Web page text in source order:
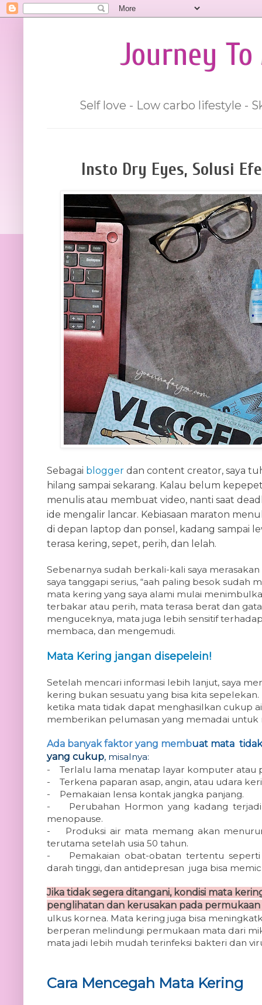
Journey
Self love - Low carbo lifestyle -
Insto Dry Eyes, Solusi
Sebagai blogger dan content creator, saya
hilang sampai sekarang. Kalau belum
menulis atau membuat video, nanti saat
ide mengalir lancar. Kebiasaan maraton
di depan laptop dan ponsel, kadang sampai
terasa kering, sepet, perih, dan lelah.
Sebenarnya sudah berkali-kali saya
saya tanggapi serius, “aah paling besok sudah
mata kering yang saya alami mulai
terbakar atau perih, mata terasa berat dan
menguceknya, mata juga lebih sensitif
membaca, dan mengemudi.
Mata Kering jangan disepelein!
Setelah mencari informasi lebih lanjut, saya
kering bukan sesuatu yang bisa kita
ketika mata tidak dapat menghasilkan cukup
memberikan pelumasan yang memadai
Ada banyak faktor yang membuat mata
yang cukup, misalnya:
-
Terlalu lama menatap layar komputer atau
-
Terkena paparan asap, angin, atau udara
-
Pemakaian lensa kontak jangka panjang.
-
Perubahan Hormon yang kadang
menopause.
-
Produksi air mata memang akan
terutama setelah usia 50 tahun.
-
Pemakaian obat-obatan tertentu
darah tinggi, dan antidepresan juga bisa
Jika tidak segera ditangani, kondisi mata
penglihatan dan kerusakan pada
ulkus kornea. Mata kering juga bisa
berperan melindungi permukaan mata dari
mata jadi lebih mudah terinfeksi bakteri dan
Cara Mencegah Mata Kering